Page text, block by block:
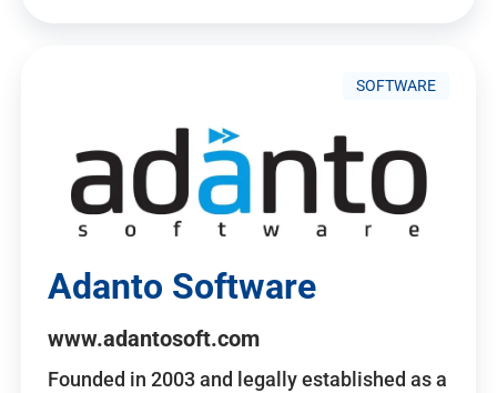
SOFTWARE
Adanto Software
www.adantosoft.com
Founded in 2003 and legally established as a